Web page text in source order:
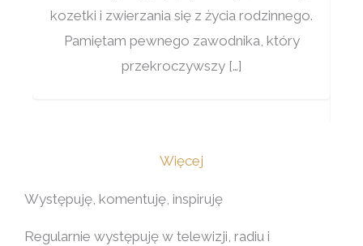
kozetki i zwierzania się z życia rodzinnego.
Pamiętam pewnego zawodnika, który
przekroczywszy […]
Więcej
Występuję, komentuję, inspiruję
Regularnie występuję w telewizji, radiu i